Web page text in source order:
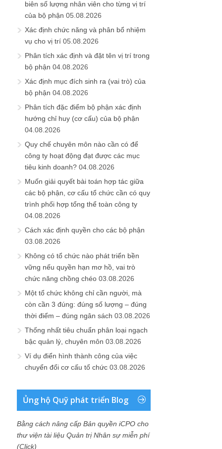
biên số lượng nhân viên cho từng vị trí
của bộ phận 05.08.2026
Xác định chức năng và phân bổ nhiệm
vụ cho vị trí 05.08.2026
Phân tích xác định và đặt tên vị trí trong
bộ phận 04.08.2026
Xác định mục đích sinh ra (vai trò) của
bộ phận 04.08.2026
Phân tích đặc điểm bộ phận xác định
hướng chỉ huy (cơ cấu) của bộ phận
04.08.2026
Quy chế chuyên môn nào cần có để
công ty hoạt động đạt được các mục
tiêu kinh doanh? 04.08.2026
Muốn giải quyết bài toán hợp tác giữa
các bộ phận, cơ cấu tổ chức cần có quy
trình phối hợp tổng thể toàn công ty
04.08.2026
Cách xác định quyền cho các bộ phận
03.08.2026
Không có tổ chức nào phát triển bền
vững nếu quyền hạn mơ hồ, vai trò
chức năng chồng chéo 03.08.2026
Một tổ chức không chỉ cần người, mà
còn cần 3 đúng: đúng số lượng – đúng
thời điểm – đúng ngân sách 03.08.2026
Thống nhất tiêu chuẩn phân loại ngạch
bậc quản lý, chuyên môn 03.08.2026
Ví dụ điển hình thành công của việc
chuyển đổi cơ cấu tổ chức 03.08.2026
Ủng hộ Quỹ phát triển Blog
Bằng cách nâng cấp Bản quyền iCPO cho
thư viện tài liệu Quản trị Nhân sự miễn phí
(Click)